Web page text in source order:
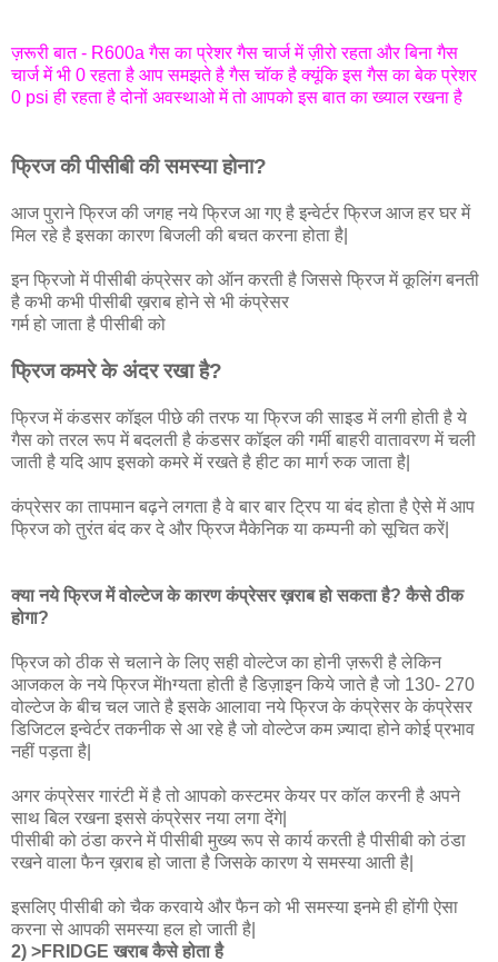
ज़रूरी बात - R600a गैस का प्रेशर गैस चार्ज में ज़ीरो रहता और बिना गैस
चार्ज में भी 0 रहता है आप समझते है गैस चॉक है क्यूंकि इस गैस का बेक प्रेशर
0 psi ही रहता है दोनों अवस्थाओ में तो आपको इस बात का ख्याल रखना है
फ्रिज की पीसीबी की समस्या होना?
आज पुराने फ्रिज की जगह नये फ्रिज आ गए है इन्वेर्टर फ्रिज आज हर घर में
मिल रहे है इसका कारण बिजली की बचत करना होता है|
इन फ्रिजो में पीसीबी कंप्रेसर को ऑन करती है जिससे फ्रिज में कूलिंग बनती
है कभी कभी पीसीबी ख़राब होने से भी कंप्रेसर
गर्म हो जाता है पीसीबी को
फ्रिज कमरे के अंदर रखा है?
फ्रिज में कंडसर कॉइल पीछे की तरफ या फ्रिज की साइड में लगी होती है ये
गैस को तरल रूप में बदलती है कंडसर कॉइल की गर्मी बाहरी वातावरण में चली
जाती है यदि आप इसको कमरे में रखते है हीट का मार्ग रुक जाता है|
कंप्रेसर का तापमान बढ़ने लगता है वे बार बार ट्रिप या बंद होता है ऐसे में आप
फ्रिज को तुरंत बंद कर दे और फ्रिज मैकेनिक या कम्पनी को सूचित करें|
क्या नये फ्रिज में वोल्टेज के कारण कंप्रेसर ख़राब हो सकता है? कैसे ठीक
होगा?
फ्रिज को ठीक से चलाने के लिए सही वोल्टेज का होनी ज़रूरी है लेकिन
आजकल के नये फ्रिज मेंhग्यता होती है डिज़ाइन किये जाते है जो 130- 270
वोल्टेज के बीच चल जाते है इसके आलावा नये फ्रिज के कंप्रेसर के कंप्रेसर
डिजिटल इन्वेर्टर तकनीक से आ रहे है जो वोल्टेज कम ज़्यादा होने कोई प्रभाव
नहीं पड़ता है|
अगर कंप्रेसर गारंटी में है तो आपको कस्टमर केयर पर कॉल करनी है अपने
साथ बिल रखना इससे कंप्रेसर नया लगा देंगे|
पीसीबी को ठंडा करने में पीसीबी मुख्य रूप से कार्य करती है पीसीबी को ठंडा
रखने वाला फैन ख़राब हो जाता है जिसके कारण ये समस्या आती है|
इसलिए पीसीबी को चैक करवाये और फैन को भी समस्या इनमे ही होंगी ऐसा
करना से आपकी समस्या हल हो जाती है|
2) >FRIDGE खराब कैसे होता है